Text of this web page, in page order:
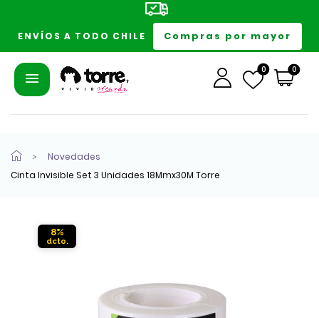
ENVÍOS A TODO CHILE Compras por mayor
0 0
Novedades
Cinta Invisible Set 3 Unidades 18Mmx30M Torre
8%